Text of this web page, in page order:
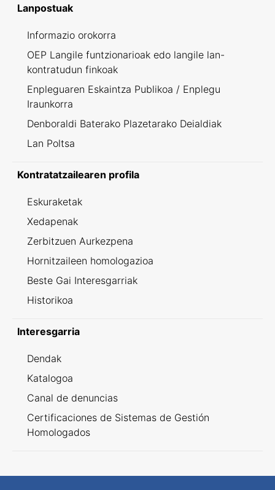
Lanpostuak
Informazio orokorra
OEP Langile funtzionarioak edo langile lan-
kontratudun finkoak
Enpleguaren Eskaintza Publikoa / Enplegu
Iraunkorra
Denboraldi Baterako Plazetarako Deialdiak
Lan Poltsa
Kontratatzailearen profila
Eskuraketak
Xedapenak
Zerbitzuen Aurkezpena
Hornitzaileen homologazioa
Beste Gai Interesgarriak
Historikoa
Interesgarria
Dendak
Katalogoa
Canal de denuncias
Certificaciones de Sistemas de Gestión
Homologados